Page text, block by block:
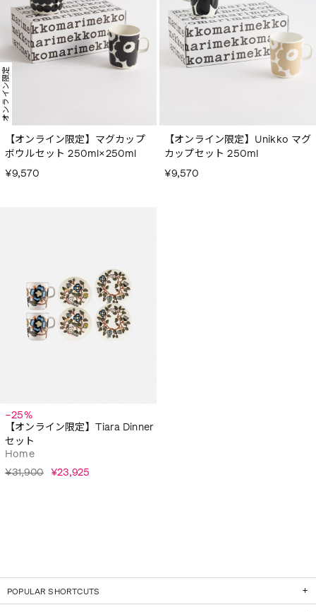
オンライン限定
【オンライン限定】マグカップ
ボウルセット 250ml×250ml
¥9,570
【オンライン限定】Unikko マグ
カップセット 250ml
¥9,570
−25%
【オンライン限定】Tiara Dinner
セット
Home
¥31,900 ¥23,925
POPULAR SHORTCUTS